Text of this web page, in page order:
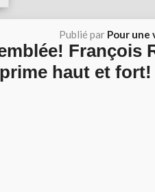
Publié par Pour une
François
haut et fort!